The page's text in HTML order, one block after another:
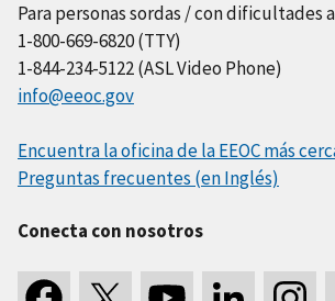
Para personas sordas / con dificultades
1-800-669-6820 (TTY)
1-844-234-5122 (ASL Video Phone)
info@eeoc.gov
Encuentra la oficina de la EEOC más
Preguntas frecuentes (en Inglés)
Conecta con nosotros